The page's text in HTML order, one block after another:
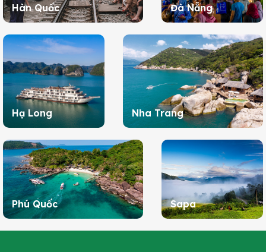
Hàn Quốc Đà Nẵng
Hạ Long Nha Trang
Phú Quốc Sapa